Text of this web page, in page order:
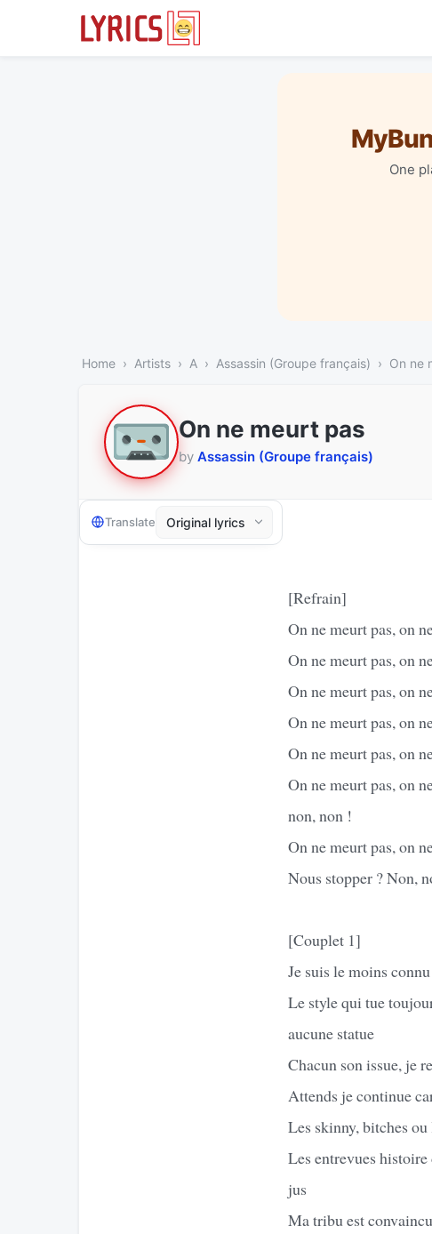
One
Home Artists A Assassin (Groupe français) On ne
On ne meurt pas
by Assassin (Groupe français)
Translate
[Refrain]
On ne meurt pas, on
On ne meurt pas, on
On ne meurt pas, on
On ne meurt pas, on
On ne meurt pas, on
On ne meurt pas, on
non, non !
On ne meurt pas, on
Nous stopper ? Non,
[Couplet 1]
Je suis le moins
Le style qui tue
aucune statue
Chacun son issue, je
Attends je continue
Les skinny, bitches
Les entrevues
jus
Ma tribu est